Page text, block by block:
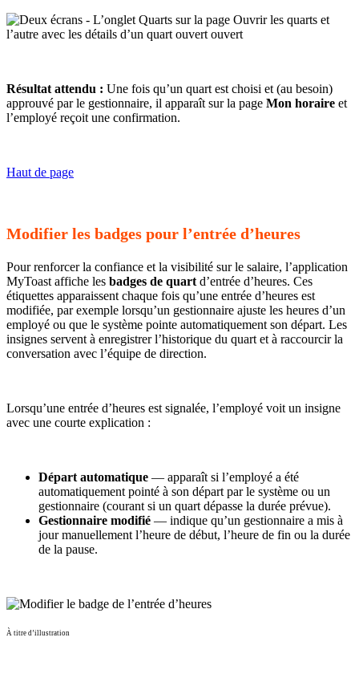
Résultat attendu : Une fois qu’un quart est choisi et (au besoin)
approuvé par le gestionnaire, il apparaît sur la page Mon horaire et
l’employé reçoit une confirmation.
Haut de page
Modifier les badges pour l’entrée d’heures
Pour renforcer la confiance et la visibilité sur le salaire, l’application
MyToast affiche les badges de quart d’entrée d’heures. Ces
étiquettes apparaissent chaque fois qu’une entrée d’heures est
modifiée, par exemple lorsqu’un gestionnaire ajuste les heures d’un
employé ou que le système pointe automatiquement son départ. Les
insignes servent à enregistrer l’historique du quart et à raccourcir la
conversation avec l’équipe de direction.
Lorsqu’une entrée d’heures est signalée, l’employé voit un insigne
avec une courte explication :
Départ automatique — apparaît si l’employé a été
automatiquement pointé à son départ par le système ou un
gestionnaire (courant si un quart dépasse la durée prévue).
Gestionnaire modifié — indique qu’un gestionnaire a mis à
jour manuellement l’heure de début, l’heure de fin ou la durée
de la pause.
À titre d’illustration